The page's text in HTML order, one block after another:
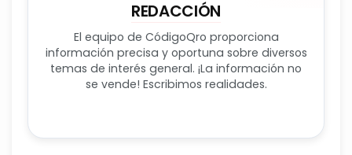
REDACCIÓN
El equipo de CódigoQro proporciona
información precisa y oportuna sobre diversos
temas de interés general. ¡La información no
se vende! Escribimos realidades.